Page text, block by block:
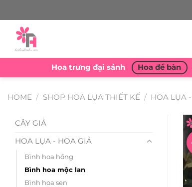
content
Hoa trưng đại sảnh Hoa để bàn
HOME / SHOP HOA LỤA THIẾT KẾ / HOA LỤA
CÂY GIẢ
HOA LỤA - HOA GIẢ
Bình hoa hồng
Bình hoa mộc lan
Bình hoa sen